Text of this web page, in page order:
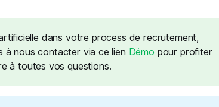
dans votre process de recrutement,
à nous contacter via ce lien Démo pour profiter
à toutes vos questions.